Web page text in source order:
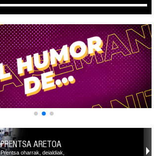
PRENTSA ARETOA
Prentsa oharrak, deialdiak,